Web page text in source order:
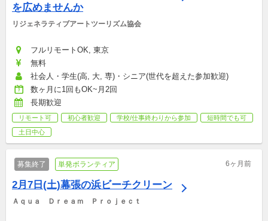
を広めませんか
リジェネラティブアートツーリズム協会
フルリモートOK, 東京
無料
社会人・学生(高, 大, 専)・シニア(世代を超えた参加歓迎)
数ヶ月に1回もOK~月2回
長期歓迎
リモート可 初心者歓迎 学校/仕事終わりから参加
短時間でも可
土日中心
募集終了 単発ボランティア 6ヶ月前
2月7日(土)幕張の浜ビーチクリーン
Ａｑｕａ　Ｄｒｅａｍ　Ｐｒｏｊｅｃｔ